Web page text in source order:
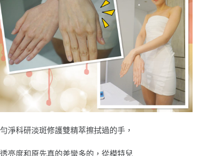
勻淨科研淡斑修護雙精萃擦拭過的手，
透亮度和原先真的差蠻多的，從模特兒